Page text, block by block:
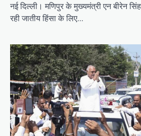
नई दिल्ली। मणिपुर के मुख्यमंत्री एन बीरेन
रही जातीय हिंसा के लिए…